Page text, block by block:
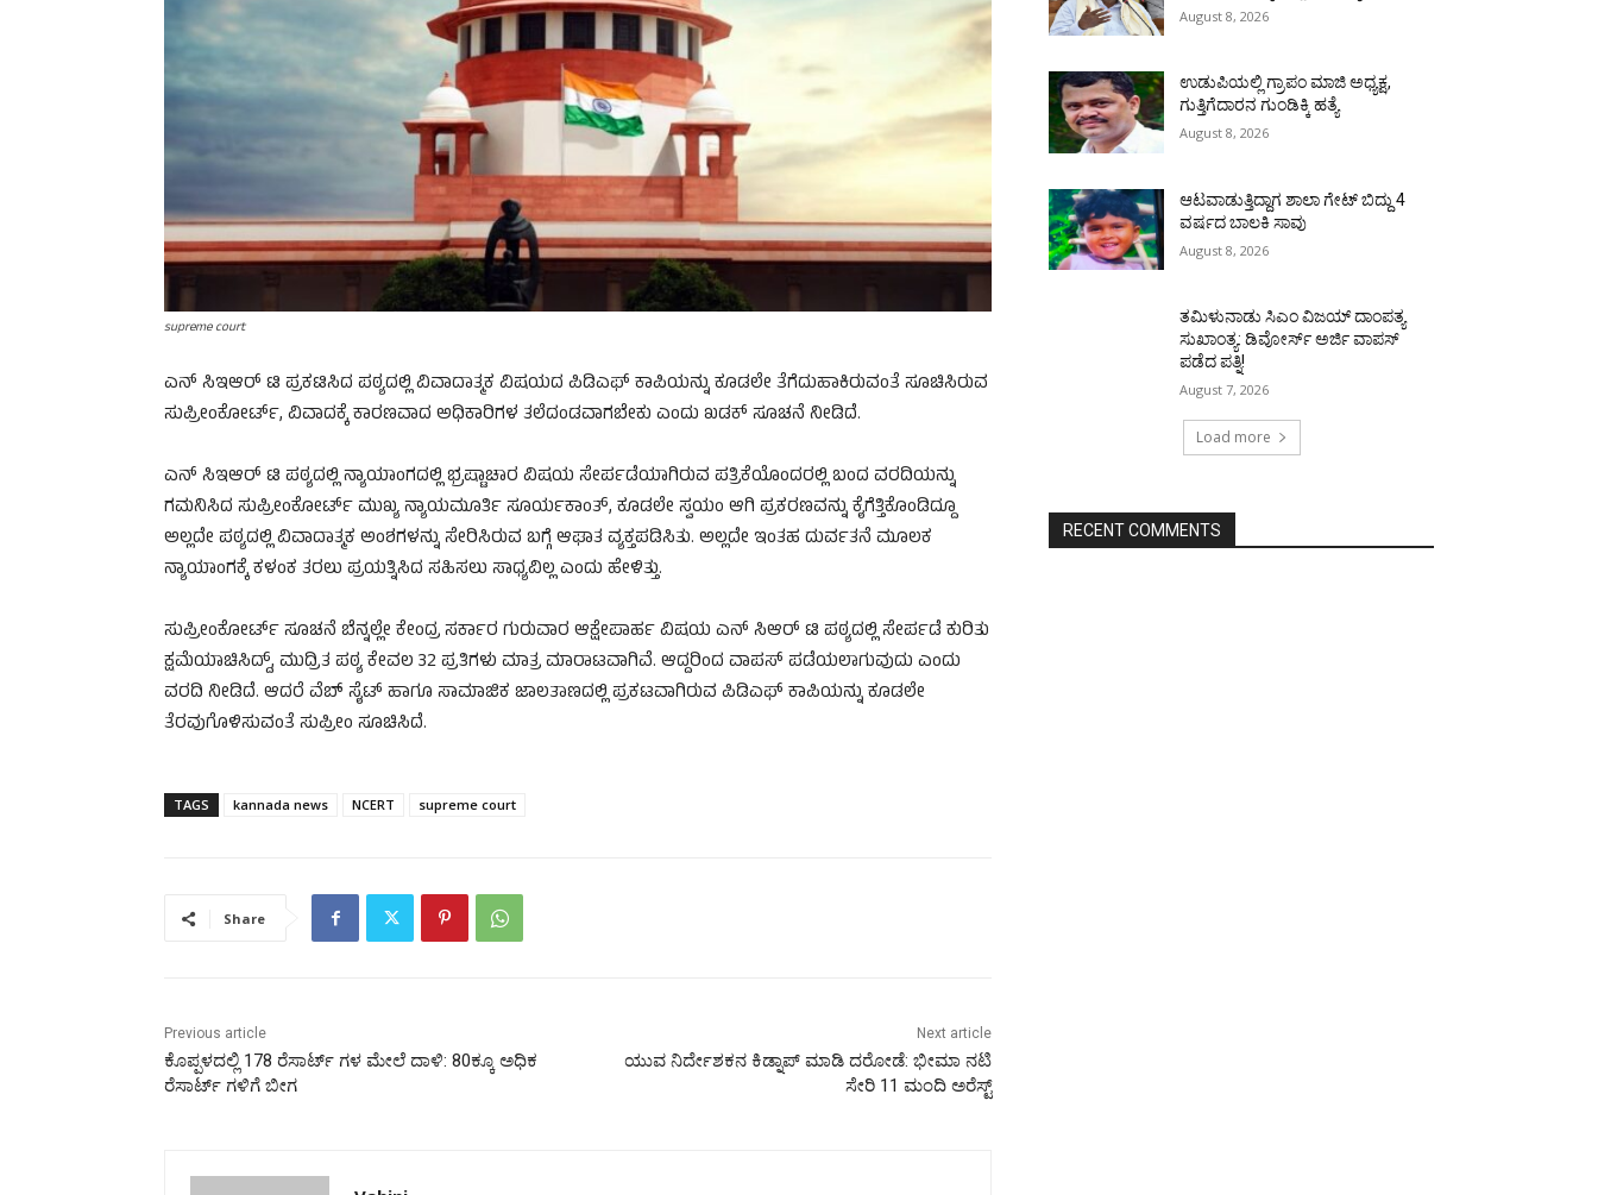
supreme court
ಎನ್‌ ಸಿಇಆರ್‌ ಟಿ ಪ್ರಕಟಿಸಿದ ಪಠ್ಯದಲ್ಲಿ ವಿವಾದಾತ್ಮಕ ವಿಷಯದ ಪಿಡಿಎಫ್‌ ಕಾಪಿಯನ್ನು ಕೂಡಲೇ ತೆಗೆದುಹಾಕಿರುವಂತೆ ಸೂಚಿಸಿರುವ
ಸುಪ್ರೀಂಕೋರ್ಟ್‌, ವಿವಾದಕ್ಕೆ ಕಾರಣವಾದ ಅಧಿಕಾರಿಗಳ ತಲೆದಂಡವಾಗಬೇಕು ಎಂದು ಖಡಕ್‌ ಸೂಚನೆ ನೀಡಿದೆ.
ಎನ್ ಸಿಇಆರ್‌ ಟಿ ಪಠ್ಯದಲ್ಲಿ ನ್ಯಾಯಾಂಗದಲ್ಲಿ ಭ್ರಷ್ಟಾಚಾರ ವಿಷಯ ಸೇರ್ಪಡೆಯಾಗಿರುವ ಪತ್ರಿಕೆಯೊಂದರಲ್ಲಿ ಬಂದ ವರದಿಯನ್ನು
ಗಮನಿಸಿದ ಸುಪ್ರೀಂಕೋರ್ಟ್‌ ಮುಖ್ಯ ನ್ಯಾಯಮೂರ್ತಿ ಸೂರ್ಯಕಾಂತ್‌, ಕೂಡಲೇ ಸ್ವಯಂ ಆಗಿ ಪ್ರಕರಣವನ್ನು ಕೈಗೆತ್ತಿಕೊಂಡಿದ್ದೂ
ಅಲ್ಲದೇ ಪಠ್ಯದಲ್ಲಿ ವಿವಾದಾತ್ಮಕ ಅಂಶಗಳನ್ನು ಸೇರಿಸಿರುವ ಬಗ್ಗೆ ಆಘಾತ ವ್ಯಕ್ತಪಡಿಸಿತು. ಅಲ್ಲದೇ ಇಂತಹ ದುರ್ವತನೆ ಮೂಲಕ
ನ್ಯಾಯಾಂಗಕ್ಕೆ ಕಳಂಕ ತರಲು ಪ್ರಯತ್ನಿಸಿದ ಸಹಿಸಲು ಸಾಧ್ಯವಿಲ್ಲ ಎಂದು ಹೇಳಿತ್ತು.
ಸುಪ್ರೀಂಕೋರ್ಟ್‌ ಸೂಚನೆ ಬೆನ್ನಲ್ಲೇ ಕೇಂದ್ರ ಸರ್ಕಾರ ಗುರುವಾರ ಆಕ್ಷೇಪಾರ್ಹ ವಿಷಯ ಎನ್‌ ಸಿಆರ್‌ ಟಿ ಪಠ್ಯದಲ್ಲಿ ಸೇರ್ಪಡೆ ಕುರಿತು
ಕ್ಷಮೆಯಾಚಿಸಿದ್ದ್, ಮುದ್ರಿತ ಪಠ್ಯ ಕೇವಲ 32 ಪ್ರತಿಗಳು ಮಾತ್ರ ಮಾರಾಟವಾಗಿವೆ. ಆದ್ದರಿಂದ ವಾಪಸ್‌ ಪಡೆಯಲಾಗುವುದು ಎಂದು
ವರದಿ ನೀಡಿದೆ. ಆದರೆ ವೆಬ್‌ ಸೈಟ್‌ ಹಾಗೂ ಸಾಮಾಜಿಕ ಜಾಲತಾಣದಲ್ಲಿ ಪ್ರಕಟವಾಗಿರುವ ಪಿಡಿಎಫ್‌ ಕಾಪಿಯನ್ನು ಕೂಡಲೇ
ತೆರವುಗೊಳಿಸುವಂತೆ ಸುಪ್ರೀಂ ಸೂಚಿಸಿದೆ.
TAGS kannada news NCERT supreme court
Share
Previous article
ಕೊಪ್ಪಳದಲ್ಲಿ 178 ರೆಸಾರ್ಟ್‌ ಗಳ ಮೇಲೆ ದಾಳಿ: 80ಕ್ಕೂ ಅಧಿಕ
ರೆಸಾರ್ಟ್‌ ಗಳಿಗೆ ಬೀಗ
Next article
ಯುವ ನಿರ್ದೇಶಕನ ಕಿಡ್ನಾಪ್ ಮಾಡಿ ದರೋಡೆ: ಭೀಮಾ ನಟಿ
ಸೇರಿ 11 ಮಂದಿ ಅರೆಸ್ಟ್
August 8, 2026
ಉಡುಪಿಯಲ್ಲಿ ಗ್ರಾಪಂ ಮಾಜಿ ಅಧ್ಯಕ್ಷ,
ಗುತ್ತಿಗೆದಾರನ ಗುಂಡಿಕ್ಕಿ ಹತ್ಯೆ
August 8, 2026
ಆಟವಾಡುತ್ತಿದ್ದಾಗ ಶಾಲಾ ಗೇಟ್‌ ಬಿದ್ದು 4
ವರ್ಷದ ಬಾಲಕಿ ಸಾವು
August 8, 2026
ತಮಿಳುನಾಡು ಸಿಎಂ ವಿಜಯ್‌ ದಾಂಪತ್ಯ
ಸುಖಾಂತ್ಯ: ಡಿವೋರ್ಸ್‌ ಅರ್ಜಿ ವಾಪಸ್‌
ಪಡೆದ ಪತ್ನಿ!
August 7, 2026
Load more
RECENT COMMENTS